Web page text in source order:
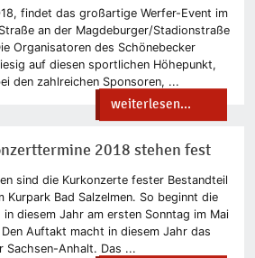
findet das großartige Werfer-Event im
an der Magdeburger/Stadionstraße
Organisatoren des Schönebecker
auf diesen sportlichen Höhepunkt,
den zahlreichen Sponsoren, ...
weiterlesen...
2018 stehen fest
sind die Kurkonzerte fester Bestandteil
Kurpark Bad Salzelmen. So beginnt die
diesem Jahr am ersten Sonntag im Mai
Auftakt macht in diesem Jahr das
Sachsen-Anhalt. Das ...